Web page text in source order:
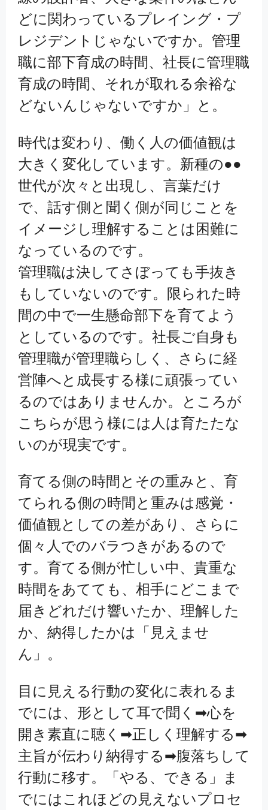
どに関わっているプレイング・プ
レジデントじゃないですか。管理
職に部下育成の時間、社長に管理職
育成の時間、それが取れる余裕な
どないんじゃないですか」と。
時代は変わり、働く人の価値観は
大きく変化しています。新種の●●
世代が次々と出現し、言葉だけ
で、話す側と聞く側が同じことを
イメージし理解することは困難に
なっているのです。
管理職は決してさぼっても手抜き
もしていないのです。限られた時
間の中で一生懸命部下を育てよう
としているのです。社長ご自身も
管理職が管理職らしく、さらに経
営陣へと成長する様に頑張ってい
るのではありませんか。ところが
こちらが思う様には人は育たたな
いのが現実です。
育てる側の時間とその重みと、育
てられる側の時間と重みは感覚・
価値観としての差があり、さらに
個々人でのバラつきがあるので
す。育てる側が忙しい中、貴重な
時間をあてても、相手にどこまで
届きどれだけ響いたか、理解した
か、納得したかは「見えませ
ん」。
目に見える行動の変化に表れるま
でには、形として耳で聞く➡心を
開き素直に聴く➡正しく理解する➡
主旨が伝わり納得する➡腹落ちして
行動に移す。「やる、できる」ま
でにはこれほどの見えないプロセ